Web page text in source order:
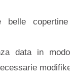
data in